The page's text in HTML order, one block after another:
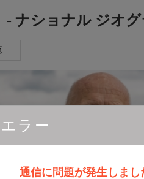
エラー
通信に問題が発生しま
- ナショナル ジオ